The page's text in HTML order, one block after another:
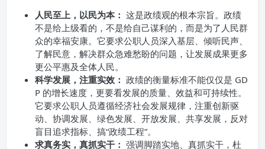
人民至上，以民为本： 这是政绩观的根本宗旨。政绩
不是给上级看的，不是给自己谋利的，而是为了人民群
众的幸福安康。它要求公职人员深入基层、倾听民声、
了解民意，解决群众急难愁盼的问题，让发展成果更多
更公平惠及全体人民。
科学发展，注重实效： 政绩的衡量标准不能仅仅是 GD
P 的增长速度，更要看发展的质量、效益和可持续性。
它要求公职人员遵循经济社会发展规律，注重创新驱
动、协调发展、绿色发展、开放发展、共享发展，反对
盲目追求指标、搞“政绩工程”。
求真务实，真抓实干： 强调脚踏实地、真抓实干，杜